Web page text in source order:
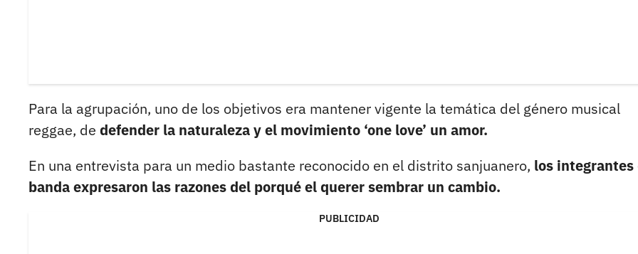
Para la agrupación, uno de los objetivos era mantener vigente la temática del género musical
reggae, de defender la naturaleza y el movimiento ‘one love’ un amor.
En una entrevista para un medio bastante reconocido en el distrito sanjuanero, los integrantes
banda expresaron las razones del porqué el querer sembrar un cambio.
PUBLICIDAD